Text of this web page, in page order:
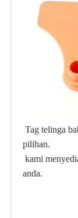
Tag telinga
pilihan.
kami
anda.